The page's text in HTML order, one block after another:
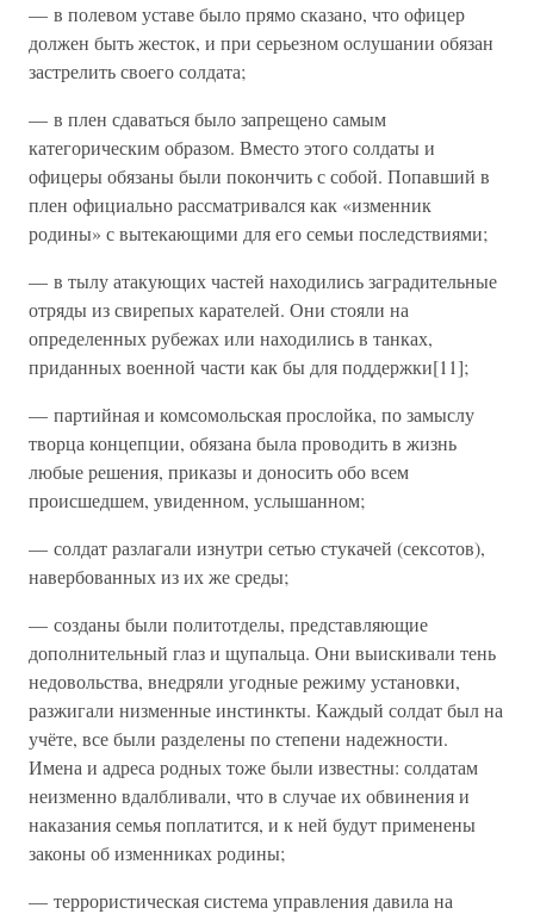
— в полевом уставе было прямо сказано, что офицер
должен быть жесток, и при серьезном ослушании обязан
застрелить своего солдата;
— в плен сдаваться было запрещено самым
категорическим образом. Вместо этого солдаты и
офицеры обязаны были покончить с собой. Попавший в
плен официально рассматривался как «изменник
родины» с вытекающими для его семьи последствиями;
— в тылу атакующих частей находились заградительные
отряды из свирепых карателей. Они стояли на
определенных рубежах или находились в танках,
приданных военной части как бы для поддержки[11];
— партийная и комсомольская прослойка, по замыслу
творца концепции, обязана была проводить в жизнь
любые решения, приказы и доносить обо всем
происшедшем, увиденном, услышанном;
— солдат разлагали изнутри сетью стукачей (сексотов),
навербованных из их же среды;
— созданы были политотделы, представляющие
дополнительный глаз и щупальца. Они выискивали тень
недовольства, внедряли угодные режиму установки,
разжигали низменные инстинкты. Каждый солдат был на
учёте, все были разделены по степени надежности.
Имена и адреса родных тоже были известны: солдатам
неизменно вдалбливали, что в случае их обвинения и
наказания семья поплатится, и к ней будут применены
законы об изменниках родины;
— террористическая система управления давила на